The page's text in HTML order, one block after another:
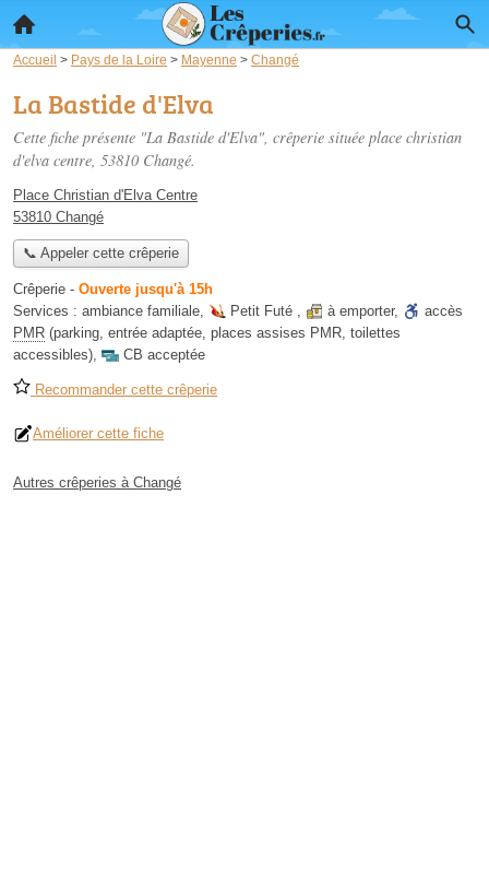
Accueil > Pays de la Loire > Mayenne > Changé
La Bastide d'Elva
Cette fiche présente "La Bastide d'Elva", crêperie située place christian
d'elva centre, 53810 Changé.
Place Christian d'Elva Centre
53810 Changé
📞 Appeler cette crêperie
Crêperie - Ouverte jusqu'à 15h
Services : ambiance familiale, Petit Futé , à emporter,
accès
PMR (parking, entrée adaptée, places assises PMR, toilettes
accessibles), CB acceptée
Recommander cette crêperie
Améliorer cette fiche
Autres crêperies à Changé